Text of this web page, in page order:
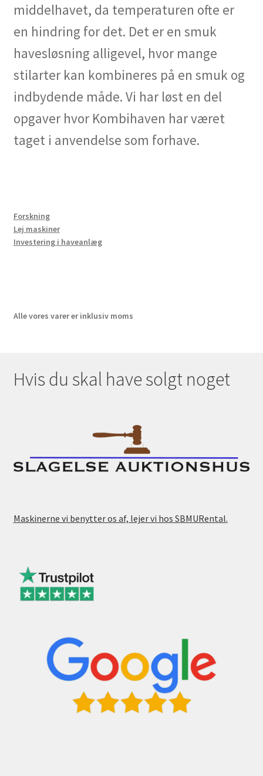
middelhavet, da temperaturen ofte er
en hindring for det. Det er en smuk
havesløsning alligevel, hvor mange
stilarter kan kombineres på en smuk og
indbydende måde. Vi har løst en del
opgaver hvor Kombihaven har været
taget i anvendelse som forhave.
Forskning
Lej maskiner
Investering i haveanlæg
Alle vores varer er inklusiv moms
Hvis du skal have solgt noget
Maskinerne vi benytter os af, lejer vi hos SBMURental.